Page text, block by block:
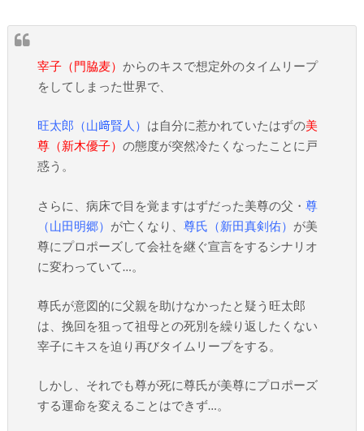
宰子（門脇麦） からのキスで想定外のタイムリープ
をしてしまった世界で、
旺太郎（山﨑賢人） は自分に惹かれていたはずの美
尊（新木優子）の態度が突然冷たくなったことに戸
惑う。
さらに、病床で目を覚ますはずだった美尊の父・尊
（山田明郷） が亡くなり、尊氏（新田真剣佑） が美
尊にプロポーズして会社を継ぐ宣言をするシナリオ
に変わっていて…。
尊氏が意図的に父親を助けなかったと疑う旺太郎
は、挽回を狙って祖母との死別を繰り返したくない
宰子にキスを迫り再びタイムリープをする。
しかし、それでも尊が死に尊氏が美尊にプロポーズ
する運命を変えることはできず…。